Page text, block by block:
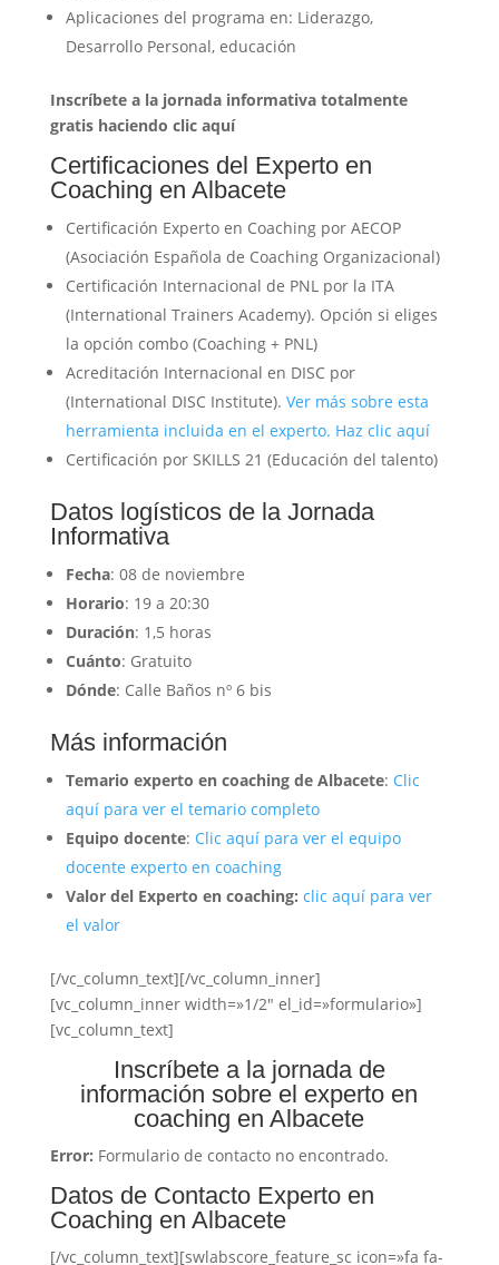
Aplicaciones del programa en: Liderazgo,
Desarrollo Personal, educación
Inscríbete a la jornada informativa totalmente
gratis haciendo clic aquí
Certificaciones del Experto en
Coaching en Albacete
Certificación Experto en Coaching por AECOP
(Asociación Española de Coaching Organizacional)
Certificación Internacional de PNL por la ITA
(International Trainers Academy). Opción si eliges
la opción combo (Coaching + PNL)
Acreditación Internacional en DISC por
(International DISC Institute). Ver más sobre esta
herramienta incluida en el experto. Haz clic aquí
Certificación por SKILLS 21 (Educación del talento)
Datos logísticos de la Jornada
Informativa
Fecha: 08 de noviembre
Horario: 19 a 20:30
Duración: 1,5 horas
Cuánto: Gratuito
Dónde: Calle Baños nº 6 bis
Más información
Temario experto en coaching de Albacete: Clic
aquí para ver el temario completo
Equipo docente: Clic aquí para ver el equipo
docente experto en coaching
Valor del Experto en coaching: clic aquí para ver
el valor
[/vc_column_text][/vc_column_inner]
[vc_column_inner width=»1/2″ el_id=»formulario»]
[vc_column_text]
Inscríbete a la jornada de
información sobre el experto en
coaching en Albacete
Error: Formulario de contacto no encontrado.
Datos de Contacto Experto en
Coaching en Albacete
[/vc_column_text][swlabscore_feature_sc icon=»fa fa-